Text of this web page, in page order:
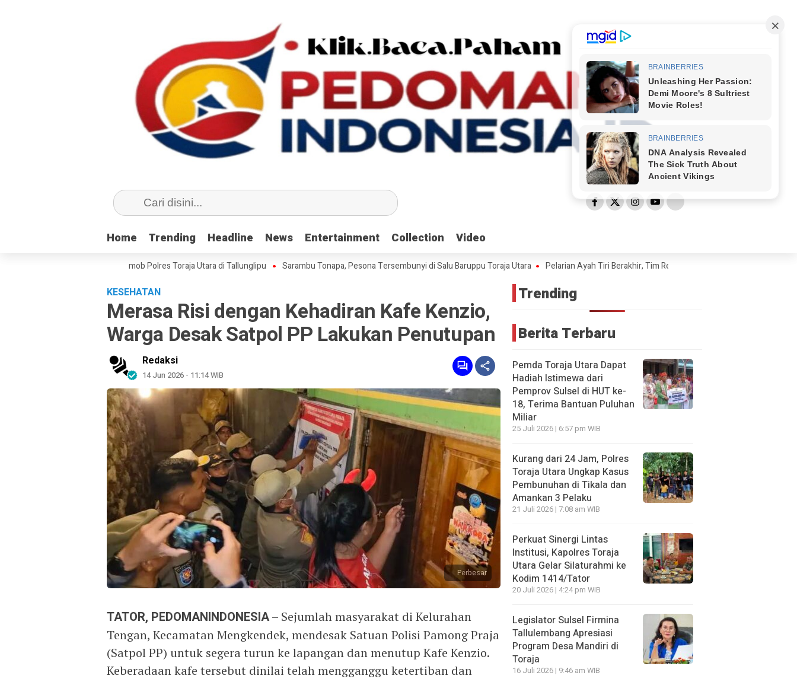
Home Trending Headline News Entertainment Collection Video
Home Trending Headline News Entertainment Collection Video
Tim URC Resmob Polres Toraja Utara di Tallunglipu Sarambu Tonapa, Pesona Tersembunyi di Salu Baruppu Toraja Utara Pelarian Ayah Tiri Berakhir, Tim Resmob Polres Toraja Utara Bekuk Terduga
KESEHATAN
Merasa Risi dengan Kehadiran Kafe Kenzio,
Warga Desak Satpol PP Lakukan Penutupan
Redaksi
14 Jun 2026 - 11:14 WIB
Perbesar
TATOR, PEDOMANINDONESIA– Sejumlah masyarakat di Kelurahan
Tengan, Kecamatan Mengkendek, mendesak Satuan Polisi Pamong Praja
(Satpol PP) untuk segera turun ke lapangan dan menutup Kafe Kenzio.
Keberadaan kafe tersebut dinilai telah mengganggu ketertiban dan
Trending
Berita Terbaru
Pemda Toraja Utara Dapat
Hadiah Istimewa dari
Pemprov Sulsel di HUT ke-
18, Terima Bantuan Puluhan
Miliar
25 Juli 2026 | 6:57 pm WIB
Kurang dari 24 Jam, Polres
Toraja Utara Ungkap Kasus
Pembunuhan di Tikala dan
Amankan 3 Pelaku
21 Juli 2026 | 7:08 am WIB
Perkuat Sinergi Lintas
Institusi, Kapolres Toraja
Utara Gelar Silaturahmi ke
Kodim 1414/Tator
20 Juli 2026 | 4:24 pm WIB
Legislator Sulsel Firmina
Tallulembang Apresiasi
Program Desa Mandiri di
Toraja
16 Juli 2026 | 9:46 am WIB